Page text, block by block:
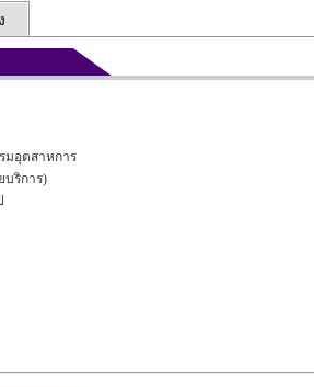
มอุตสาหการ
ริการ)